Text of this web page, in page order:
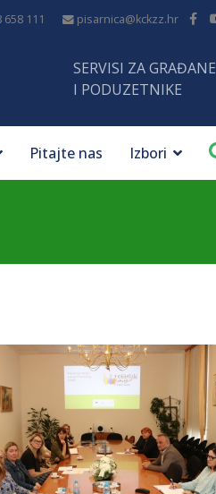
658 111 pisarnica@kckzz.hr
SERVISI ZA GRAĐANE
I PODUZETNIKE
Pitajte nas Izbori